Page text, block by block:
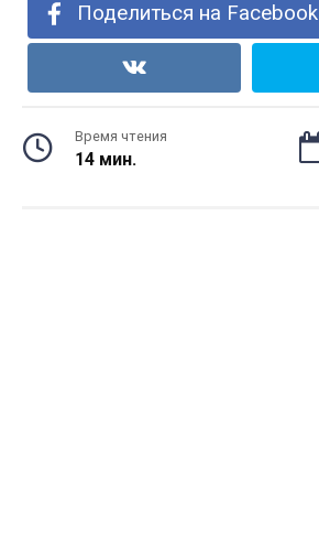
Поделиться на Facebook
Время чтения
14 мин.